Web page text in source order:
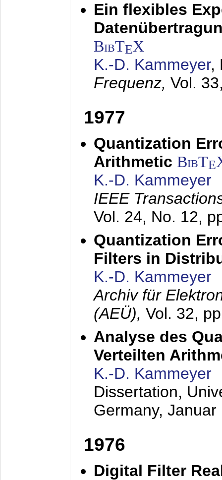
Ein flexibles
BibTEX
K.-D. Kammeyer,
Frequenz, Vol.
1977
Quantization
Arithmetic BibTE
K.-D. Kammeyer
IEEE
Vol. 24, No. 12,
Quantization
Filters in
K.-D. Kammeyer
Archiv für
(AEÜ), Vol. 32,
Analyse des
Verteilten
K.-D. Kammeyer
Dissertation,
Germany, Januar
1976
Digital Filter